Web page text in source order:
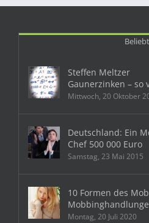
Beliebt
Steffen Meltzer
Gaunerzinken –
Mittwoch, 20 Oktober
Deutschland: Ein
Chef 500 000 Euro
Samstag, 23 Mai 2015
10 Formen des
Montag, 20 Juli 2020